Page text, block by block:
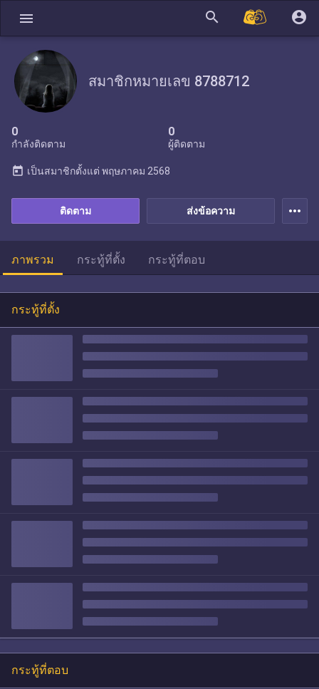
menu search account_circle
สมาชิกหมายเลข 8788712
0
กำลังติดตาม
0
ผู้ติดตาม
ส่งข้อความ
ติดตาม
today เป็นสมาชิกตั้งแต่ พฤษภาคม 2568
more_horiz
ภาพรวม กระทู้ที่ตั้ง กระทู้ที่ตอบ
กระทู้ที่ตั้ง
กระทู้ที่ตอบ